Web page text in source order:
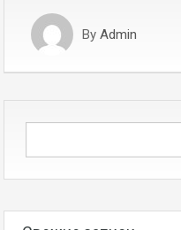
By Admin